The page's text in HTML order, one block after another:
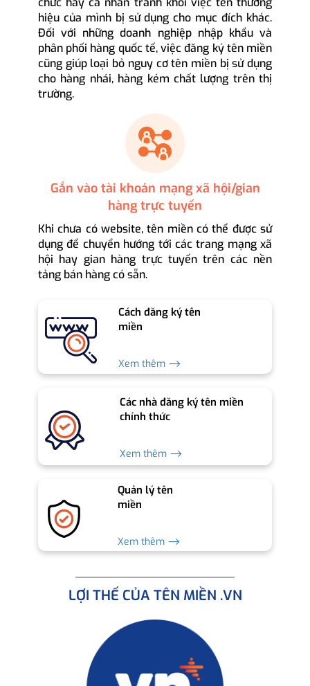
hiệu của mình bị sử dụng cho mục đích khác.
Đối với những doanh nghiệp nhập khẩu và
phân phối hàng quốc tế, việc đăng ký tên miền
cũng giúp loại bỏ nguy cơ tên miền bị sử dụng
cho hàng nhái, hàng kém chất lượng trên thị
trường.
Gắn vào tài khoản mạng xã hội/gian
hàng trực tuyến
Khi chưa có website, tên miền có thể được sử
dụng để chuyển hướng tới các trang mạng xã
hội hay gian hàng trực tuyến trên các nền
tảng bán hàng có sẵn.
Cách đăng ký tên
miền
Xem thêm ⟶
Các nhà đăng ký tên miền
chính thức
Xem thêm ⟶
Quản lý tên
miền
Xem thêm ⟶
LỢI THẾ CỦA TÊN MIỀN .VN